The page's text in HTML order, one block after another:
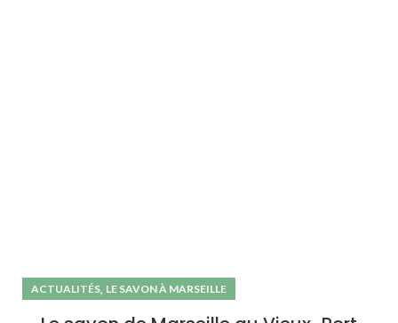
ACTUALITÉS, LE SAVON À MARSEILLE